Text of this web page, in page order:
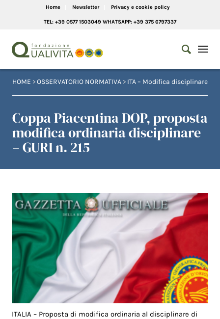
Home Newsletter Privacy e cookie policy
TEL: +39 0577 1503049 WHATSAPP: +39 375 6797337
HOME >OSSERVATORIO NORMATIVA > ITA – Modifica disciplinare
Coppa Piacentina DOP, proposta
modifica ordinaria disciplinare
– GURI n. 215
ITALIA – Proposta di modifica ordinaria al disciplinare di